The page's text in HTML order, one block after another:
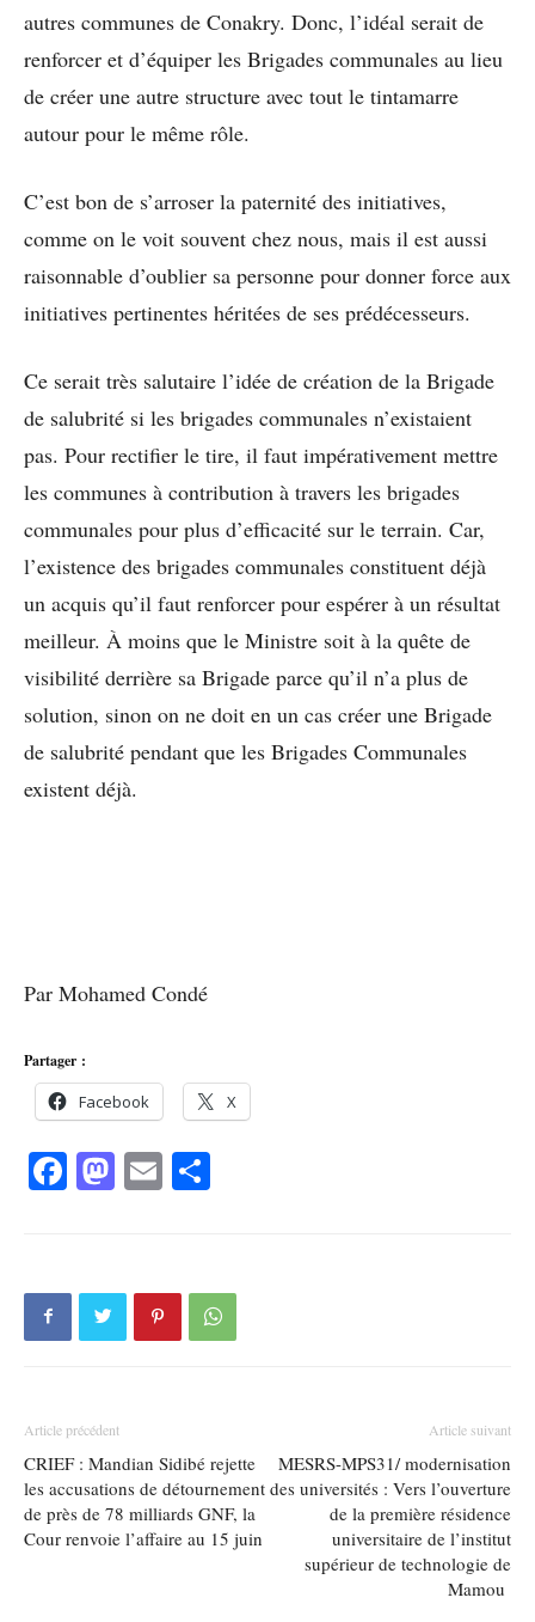
autres communes de Conakry. Donc, l’idéal serait de
renforcer et d’équiper les Brigades communales au lieu
de créer une autre structure avec tout le tintamarre
autour pour le même rôle.
C’est bon de s’arroser la paternité des initiatives,
comme on le voit souvent chez nous, mais il est aussi
raisonnable d’oublier sa personne pour donner force aux
initiatives pertinentes héritées de ses prédécesseurs.
Ce serait très salutaire l’idée de création de la Brigade
de salubrité si les brigades communales n’existaient
pas. Pour rectifier le tire, il faut impérativement mettre
les communes à contribution à travers les brigades
communales pour plus d’efficacité sur le terrain. Car,
l’existence des brigades communales constituent déjà
un acquis qu’il faut renforcer pour espérer à un résultat
meilleur. À moins que le Ministre soit à la quête de
visibilité derrière sa Brigade parce qu’il n’a plus de
solution, sinon on ne doit en un cas créer une Brigade
de salubrité pendant que les Brigades Communales
existent déjà.
Par Mohamed Condé
Partager :
Facebook X
Facebook
Mastodon
Email
Article précédent
CRIEF : Mandian Sidibé rejette
les accusations de détournement
de près de 78 milliards GNF, la
Cour renvoie l’affaire au 15 juin
Article suivant
MESRS-MPS31/ modernisation
des universités : Vers l’ouverture
de la première résidence
universitaire de l’institut
supérieur de technologie de
Mamou